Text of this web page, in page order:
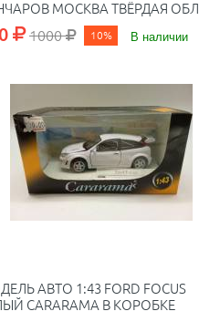
МОСКВА ТВЁРДАЯ ОБЛ
С. С ЦВ ИЛЛ
1000 10% В наличии
АВТО 1:43 FORD FOCUS
CARARAMA В КОРОБКЕ